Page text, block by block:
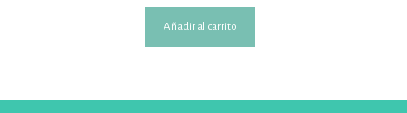
Añadir al carrito